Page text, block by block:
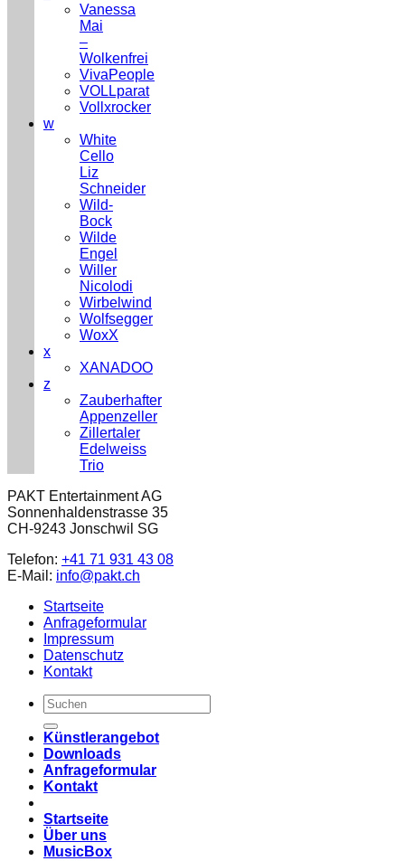
Vanessa
Mai
–
Wolkenfrei
VivaPeople
VOLLparat
Vollxrocker
w
White
Cello
Liz
Schneider
Wild-
Bock
Wilde
Engel
Willer
Nicolodi
Wirbelwind
Wolfsegger
WoxX
x
XANADOO
z
Zauberhafter
Appenzeller
Zillertaler
Edelweiss
Trio
PAKT Entertainment AG
Sonnenhaldenstrasse 35
CH-9243 Jonschwil SG
Telefon: +41 71 931 43 08
E-Mail: info@pakt.ch
Startseite
Anfrageformular
Impressum
Datenschutz
Kontakt
Künstlerangebot
Downloads
Anfrageformular
Kontakt
Startseite
Über uns
MusicBox